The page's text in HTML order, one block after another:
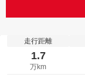
走行距離
1.7
万km